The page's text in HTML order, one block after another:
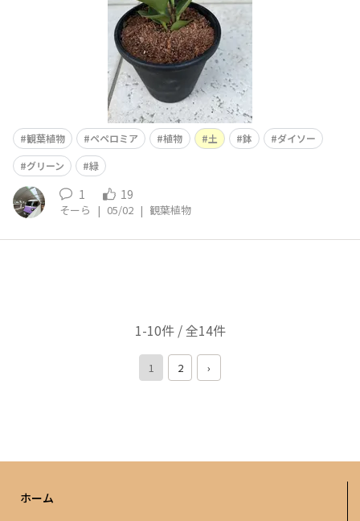
観葉植物 ペペロミア 植物 土 鉢
ダイソー
グリーン
緑
1 19
そーら | 05/02 | 観葉植物
1-10件 / 全14件
1 2 ›
ホーム